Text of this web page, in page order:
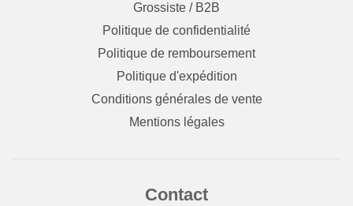
Grossiste / B2B
Politique de confidentialité
Politique de remboursement
Politique d'expédition
Conditions générales de vente
Mentions légales
Contact